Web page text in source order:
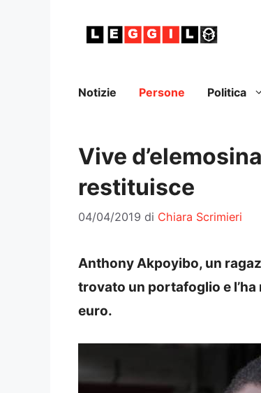
Notizie Persone Politica
Vive
restituisce
04/04/2019 di Chiara Scrimieri
Anthony Akpoyibo, un
trovato un portafoglio e
euro.